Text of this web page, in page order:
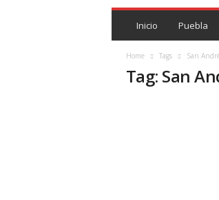
P
Inicio Puebla
Home Tags San
Tag: San